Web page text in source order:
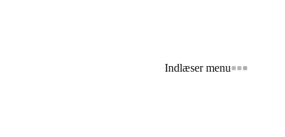
Indlæser menu